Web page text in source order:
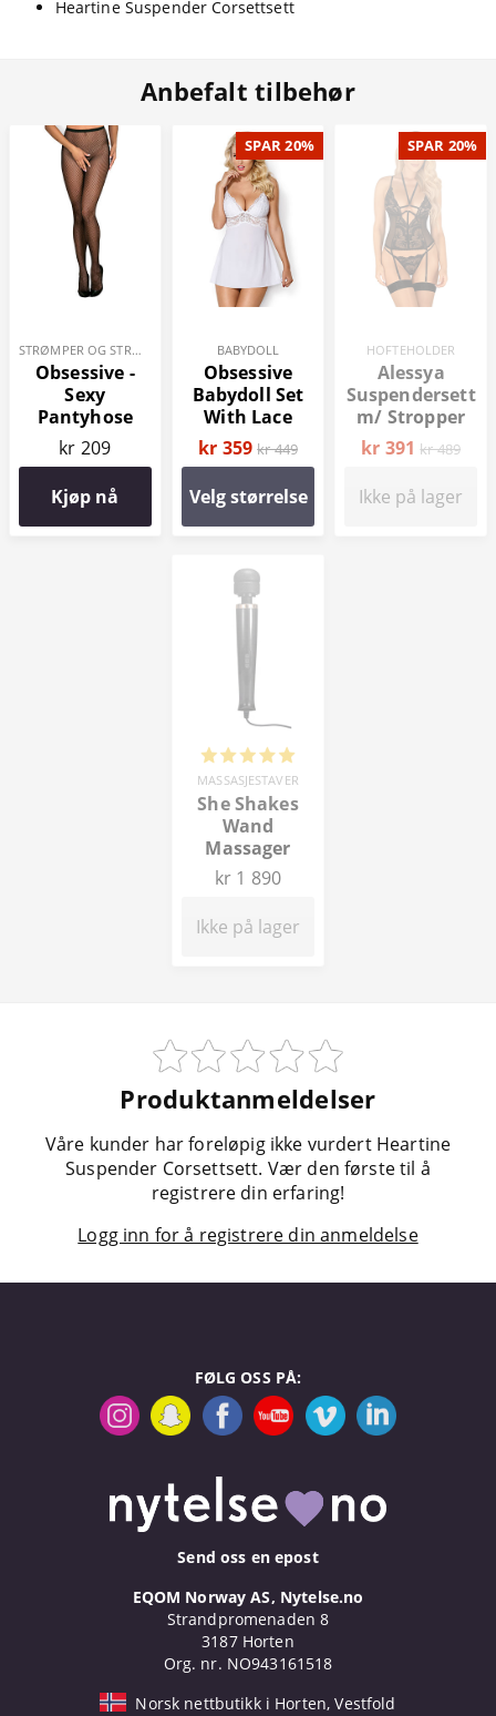
Heartine Suspender Corsettsett
Anbefalt tilbehør
STRØMPER OG STRØMPEBUKSER
Obsessive -
Sexy
Pantyhose
kr 209
Kjøp nå
SPAR 20%
BABYDOLL
Obsessive
Babydoll Set
With Lace
kr 359 kr 449
Velg størrelse
SPAR 20%
HOFTEHOLDER
Alessya
Suspendersett
m/ Stropper
og
Floraldesign
kr 391 kr 489
Ikke på lager
MASSASJESTAVER
She Shakes
Wand
Massager
kr 1 890
Ikke på lager
Produktanmeldelser
Våre kunder har foreløpig ikke vurdert Heartine
Suspender Corsettsett. Vær den første til å
registrere din erfaring!
Logg inn for å registrere din anmeldelse
FØLG OSS PÅ:
Send oss en epost
EQOM Norway AS, Nytelse.no
Strandpromenaden 8
3187 Horten
Org. nr. NO943161518
Norsk nettbutikk i Horten, Vestfold